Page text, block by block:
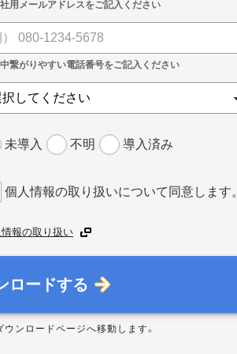
未導入 不明 導入済み
個人情報の取り扱いについて同意します。
報の取り扱い
ロードする
ウンロードページへ移動します。